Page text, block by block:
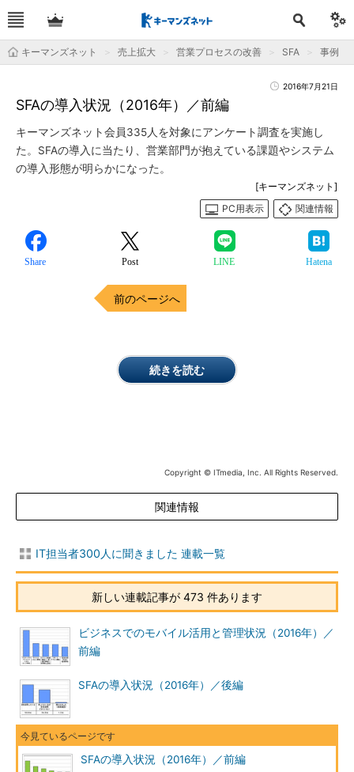
キーマンズネット 売上拡大 営業プロセスの改善 SFA 事例
2016年7月21日
SFAの導入状況（2016年）／前編
キーマンズネット会員335人を対象にアンケート調査を実施し
た。SFAの導入に当たり、営業部門が抱えている課題やシステム
の導入形態が明らかになった。
[キーマンズネット]
PC用表示
関連情報
Share Post LINE Hatena
前のページへ
続きを読む
Copyright © ITmedia, Inc. All Rights Reserved.
関連情報
IT担当者300人に聞きました 連載一覧
新しい連載記事が 473 件あります
ビジネスでのモバイル活用と管理状況（2016年）／
前編
SFAの導入状況（2016年）／後編
SFAの導入状況（2016年）／前編